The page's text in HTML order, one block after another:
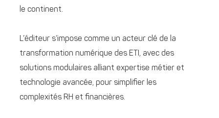
le continent.
L’éditeur s’impose comme un acteur clé de la
transformation numérique des ETI, avec des
solutions modulaires alliant expertise métier et
technologie avancée, pour simplifier les
complexités RH et financières.